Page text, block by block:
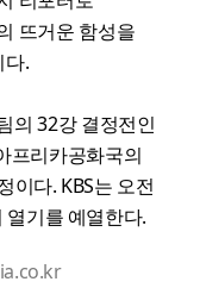
뜨거운 함성을
다.
의 32강 결정전인
프리카공화국의
이다. KBS는 오전
열기를 예열한다.